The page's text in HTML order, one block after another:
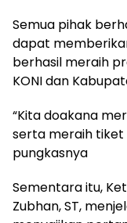
Semua pihak
dapat
berhasil meraih
KONI dan
“Kita doakana
serta meraih tiket
pungkasnya
Sementara itu,
Zubhan, ST,